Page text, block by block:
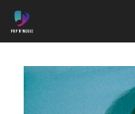
Aller
au